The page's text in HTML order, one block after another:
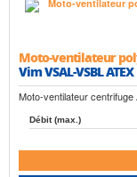
Moto-ventilateur
Vim VSAL-VSBL ATEX
Moto-ventilateur
Débit (max.)